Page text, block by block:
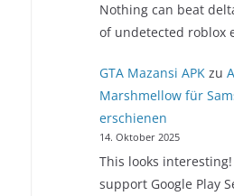
Nothing can beat
of undetected roblox
GTA Mazansi APKzu
Marshmellow für
erschienen
14. Oktober 2025
This looks
support Google Play